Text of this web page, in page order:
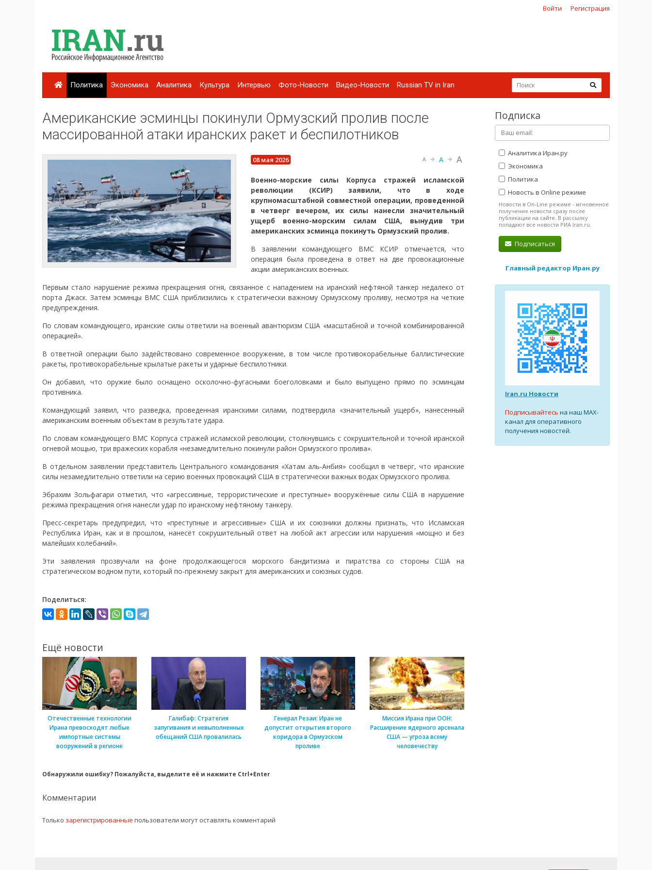
Войти Регистрация
Политика Экономика Аналитика Культура Интервью Фото-Новости Видео-Новости Russian TV in Iran
Американские эсминцы покинули Ормузский пролив после
массированной атаки иранских ракет и беспилотников
08 мая 2026 A A A
Военно-морские силы Корпуса стражей исламской
революции (КСИР) заявили, что в ходе
крупномасштабной совместной операции, проведенной
в четверг вечером, их силы нанесли значительный
ущерб военно-морским силам США, вынудив три
американских эсминца покинуть Ормузский пролив.
В заявлении командующего ВМС КСИР отмечается, что
операция была проведена в ответ на две провокационные
акции американских военных.
Первым стало нарушение режима прекращения огня, связанное с нападением на иранский нефтяной танкер недалеко от
порта Джаск. Затем эсминцы ВМС США приблизились к стратегически важному Ормузскому проливу, несмотря на четкие
предупреждения.
По словам командующего, иранские силы ответили на военный авантюризм США «масштабной и точной комбинированной
операцией».
В ответной операции было задействовано современное вооружение, в том числе противокорабельные баллистические
ракеты, противокорабельные крылатые ракеты и ударные беспилотники.
Он добавил, что оружие было оснащено осколочно-фугасными боеголовками и было выпущено прямо по эсминцам
противника.
Командующий заявил, что разведка, проведенная иранскими силами, подтвердила «значительный ущерб», нанесенный
американским военным объектам в результате удара.
По словам командующего ВМС Корпуса стражей исламской революции, столкнувшись с сокрушительной и точной иранской
огневой мощью, три вражеских корабля «незамедлительно покинули район Ормузского пролива».
В отдельном заявлении представитель Центрального командования «Хатам аль-Анбия» сообщил в четверг, что иранские
силы незамедлительно ответили на серию военных провокаций США в стратегически важных водах Ормузского пролива.
Эбрахим Зольфагари отметил, что «агрессивные, террористические и преступные» вооружённые силы США в нарушение
режима прекращения огня нанесли удар по иранскому нефтяному танкеру.
Пресс-секретарь предупредил, что «преступные и агрессивные» США и их союзники должны признать, что Исламская
Республика Иран, как и в прошлом, нанесёт сокрушительный ответ на любой акт агрессии или нарушения «мощно и без
малейших колебаний».
Эти заявления прозвучали на фоне продолжающегося морского бандитизма и пиратства со стороны США на
стратегическом водном пути, который по-прежнему закрыт для американских и союзных судов.
Поделиться:
Ещё новости
Отечественные технологии
Ирана превосходят любые
импортные системы
вооружений в регионе
Галибаф: Стратегия
запугивания и невыполненных
обещаний США провалилась
Генерал Резаи: Иран не
допустит открытия второго
коридора в Ормузском
проливе
Миссия Ирана при ООН:
Расширение ядерного арсенала
США — угроза всему
человечеству
Обнаружили ошибку? Пожалуйста, выделите её и нажмите Ctrl+Enter
Комментарии
Только зарегистрированные пользователи могут оставлять комментарий
Подписка
Аналитика Иран.ру
Экономика
Политика
Новость в Online режиме
Новости в On-Line режиме - мгновенное
получение новости сразу после
публикации на сайте. В рассылку
попадают все новости РИА Iran.ru.
Подписаться
Главный редактор Иран.ру
Iran.ru Новости
Подписывайтесь на наш MAX-
канал для оперативного
получения новостей.